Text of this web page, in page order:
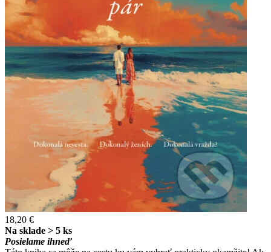
18,20 €
Na sklade > 5 ks
Posielame ihneď